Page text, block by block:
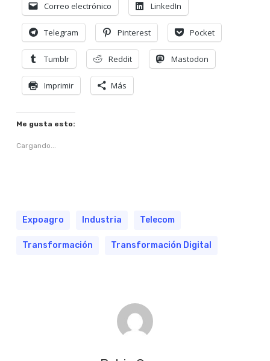
Correo electrónico LinkedIn
Telegram Pinterest Pocket
Tumblr Reddit Mastodon
Imprimir Más
Me gusta esto:
Cargando...
Expoagro Industria Telecom
Transformación Transformación Digital